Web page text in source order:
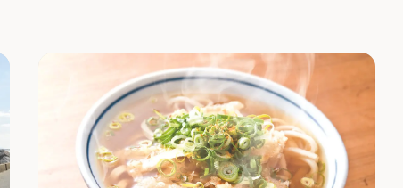
力者が集い、国内外の同業者からも「福岡が一番ア
ツい街」と噂され...